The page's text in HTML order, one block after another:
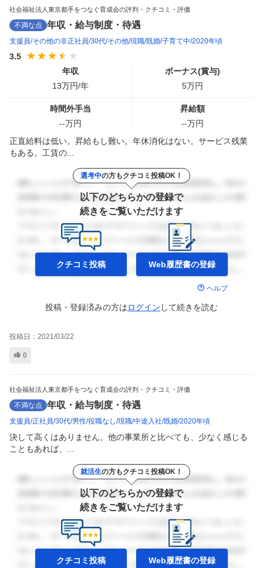
社会福祉法人東京都手をつなぐ育成会の評判・クチコミ・評価
不満な点 年収・給与制度・待遇
支援員 その他の非正社員 30代 その他 現職 既婚 子育て中 2020年頃
3.5
年収
13万円/年
ボーナス(賞与)
5万円
時間外手当
--万円
昇給額
--万円
正直給料は低い。昇給もし難い。年休消化はない。サービス残業
もある。工賃の...
選考中の方もクチコミ投稿OK！
以下のどちらかの登録で
続きをご覧いただけます
クチコミ投稿 Web履歴書の登録
ヘルプ
投稿・登録済みの方はログイン して続きを読む
投稿日： 2021/03/22
0
社会福祉法人東京都手をつなぐ育成会の評判・クチコミ・評価
不満な点 年収・給与制度・待遇
支援員 正社員 30代 男性 役職なし 現職 中途入社 既婚 2020年頃
決して高くはありません。他の事業所と比べても、少なく感じる
こともあれば、...
就活生の方もクチコミ投稿OK！
以下のどちらかの登録で
続きをご覧いただけます
クチコミ投稿 Web履歴書の登録